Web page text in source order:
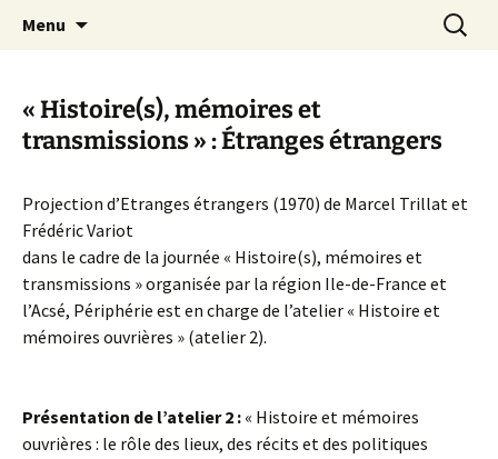
Canal Marches
Menu
« Histoire(s), mémoires et
transmissions » : Étranges étrangers
Projection d’Etranges étrangers (1970) de Marcel Trillat et
Frédéric Variot
dans le cadre de la journée « Histoire(s), mémoires et
transmissions » organisée par la région Ile-de-France et
l’Acsé, Périphérie est en charge de l’atelier « Histoire et
mémoires ouvrières » (atelier 2).
Présentation de l’atelier 2 : « Histoire et mémoires
ouvrières : le rôle des lieux, des récits et des politiques